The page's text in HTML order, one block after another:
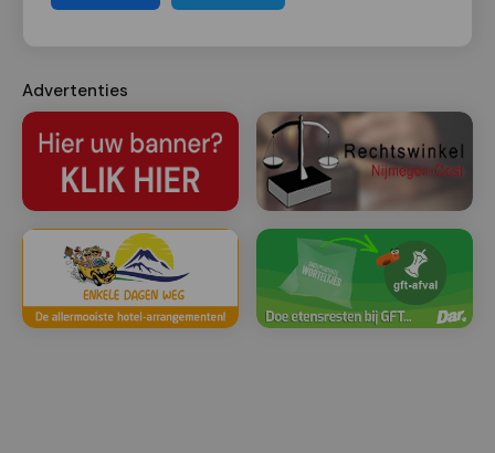
Advertenties